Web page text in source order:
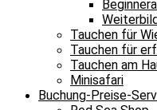
Tauchen für
Tauchen für
Tauchen am
Minisafari
Buchung-Preise-